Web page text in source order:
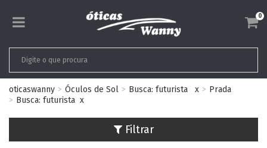
0
oticaswanny Óculos de Sol Busca: futurista x
Prada
Busca: futurista x
Filtrar